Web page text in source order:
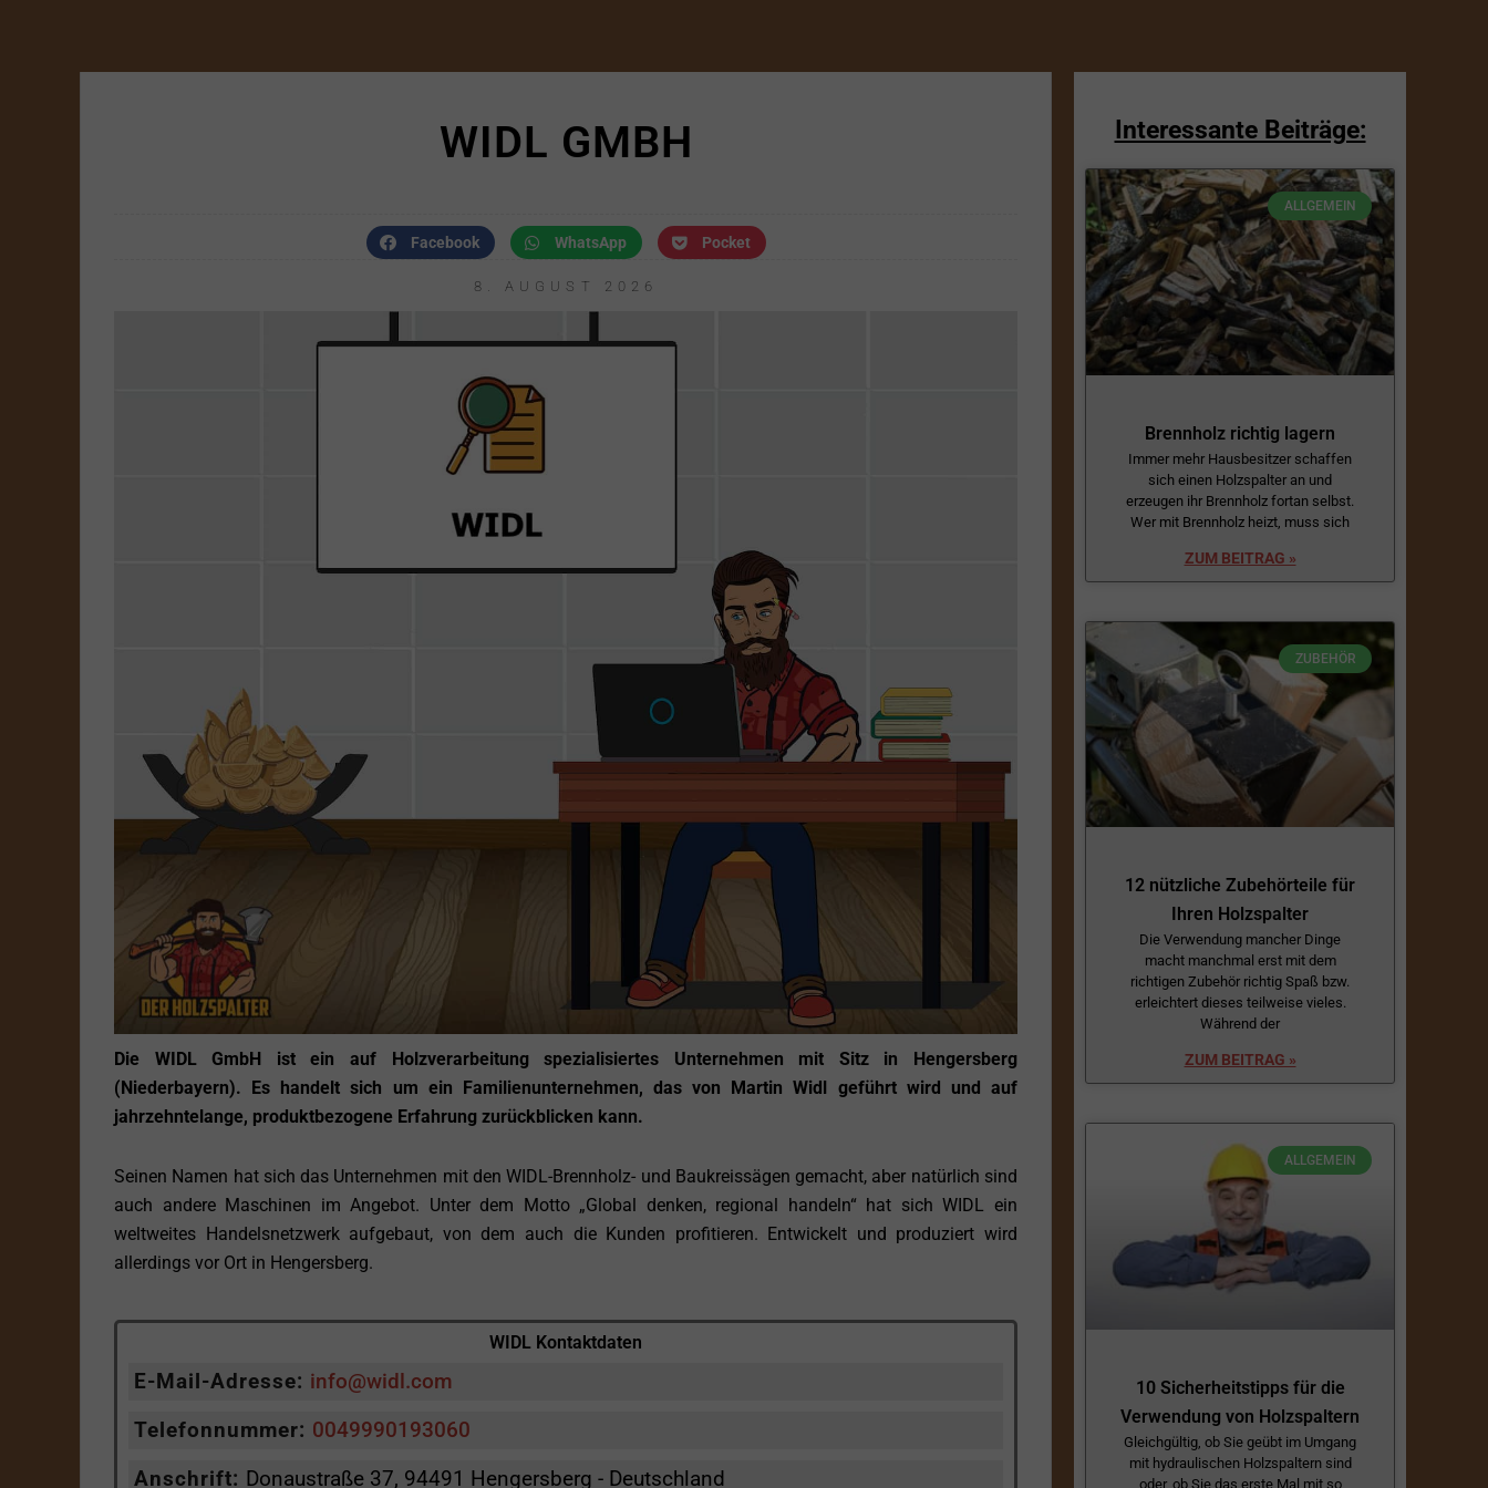
WIDL GMBH
Facebook WhatsApp Pocket
8. AUGUST 2026
Die WIDL GmbH ist ein auf Holzverarbeitung spezialisiertes Unternehmen mit Sitz in Hengersberg
(Niederbayern). Es handelt sich um ein Familienunternehmen, das von Martin Widl geführt wird und auf
jahrzehntelange, produktbezogene Erfahrung zurückblicken kann.
Seinen Namen hat sich das Unternehmen mit den WIDL-Brennholz- und Baukreissägen gemacht, aber natürlich sind
auch andere Maschinen im Angebot. Unter dem Motto „Global denken, regional handeln“ hat sich WIDL ein
weltweites Handelsnetzwerk aufgebaut, von dem auch die Kunden profitieren. Entwickelt und produziert wird
allerdings vor Ort in Hengersberg.
WIDL Kontaktdaten
E-Mail-Adresse: info@widl.com
Telefonnummer: 0049990193060
Anschrift: Donaustraße 37, 94491 Hengersberg - Deutschland
Interessante Beiträge:
ALLGEMEIN
Brennholz richtig lagern
Immer mehr Hausbesitzer schaffen
sich einen Holzspalter an und
erzeugen ihr Brennholz fortan selbst.
Wer mit Brennholz heizt, muss sich
ZUM BEITRAG »
ZUBEHÖR
12 nützliche Zubehörteile für
Ihren Holzspalter
Die Verwendung mancher Dinge
macht manchmal erst mit dem
richtigen Zubehör richtig Spaß bzw.
erleichtert dieses teilweise vieles.
Während der
ZUM BEITRAG »
ALLGEMEIN
10 Sicherheitstipps für die
Verwendung von Holzspaltern
Gleichgültig, ob Sie geübt im Umgang
mit hydraulischen Holzspaltern sind
oder, ob Sie das erste Mal mit so